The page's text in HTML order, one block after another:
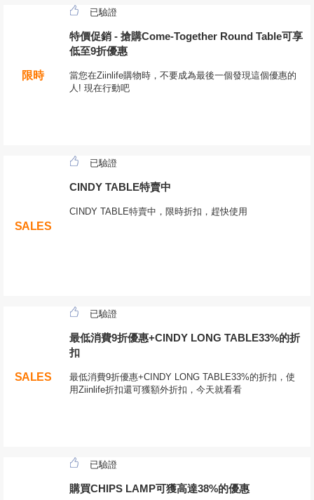
限時
已驗證
特價促銷 - 搶購Come-Together Round Table可享
低至9折優惠
當您在Ziinlife購物時，不要成為最後一個發現這個優惠的
人! 現在行動吧
SALES
已驗證
CINDY TABLE特賣中
CINDY TABLE特賣中，限時折扣，趕快使用
SALES
已驗證
最低消費9折優惠+CINDY LONG TABLE33%的折
扣
最低消費9折優惠+CINDY LONG TABLE33%的折扣，使
用Ziinlife折扣還可獲額外折扣，今天就看看
已驗證
購買CHIPS LAMP可獲高達38%的優惠